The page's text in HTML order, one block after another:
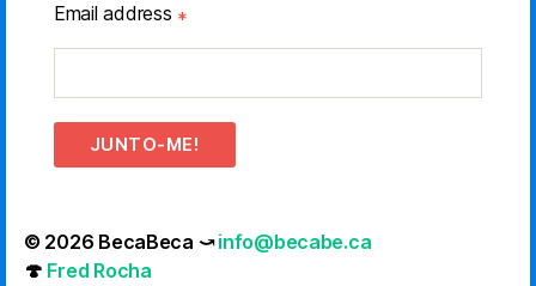
Email address *
JUNTO-ME!
© 2026 BecaBeca ⤻info@becabe.ca
🍄 Fred Rocha